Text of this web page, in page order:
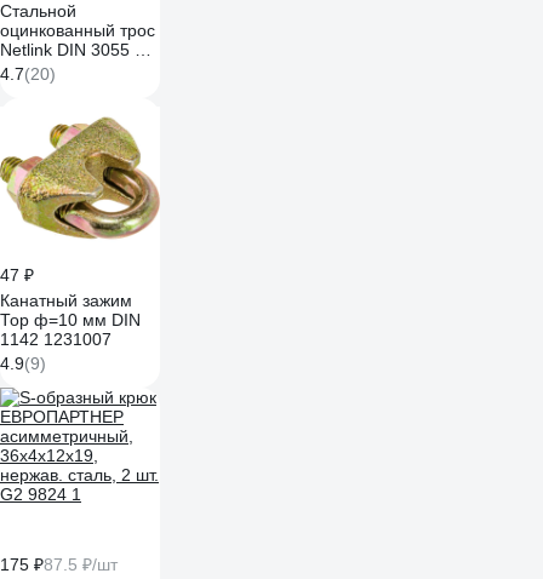
Стальной
оцинкованный трос
Netlink DIN 3055 4
мм, 200 м
00000000110
4.7(20)
47 ₽
Канатный зажим
Тор ф=10 мм DIN
1142 1231007
4.9(9)
175 ₽87.5 ₽/шт